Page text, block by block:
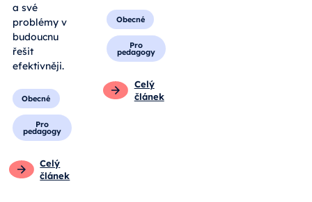
a své
problémy v
budoucnu
řešit
efektivněji.
Obecné
Pro
pedagogy
Celý
článek
Obecné
Pro
pedagogy
Celý
článek